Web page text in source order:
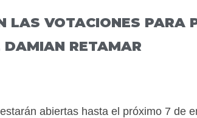
LAS VOTACIONES PARA
DAMIAN RETAMAR
abiertas hasta el próximo 7 de